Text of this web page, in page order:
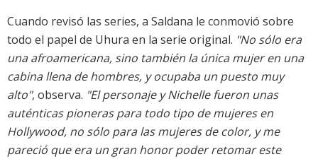
Cuando revisó las series, a Saldana le conmovió sobre
todo el papel de Uhura en la serie original. "No sólo era
una afroamericana, sino también la única mujer en una
cabina llena de hombres, y ocupaba un puesto muy
alto", observa. "El personaje y Nichelle fueron unas
auténticas pioneras para todo tipo de mujeres en
Hollywood, no sólo para las mujeres de color, y me
pareció que era un gran honor poder retomar este